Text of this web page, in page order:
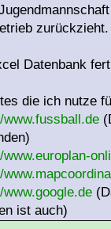
zurückzieht.
Datenbank
die ich nutze
www.fussball.de
ist auch)